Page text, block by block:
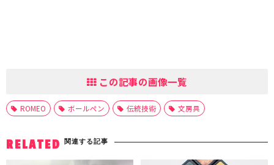
この記事の画像一覧
ROMEO ボールペン 伝統技術 文房具
RELATED 関連する記事